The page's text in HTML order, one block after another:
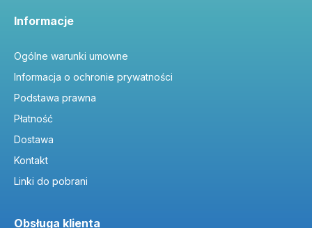
Informacje
Ogólne warunki umowne
Informacja o ochronie prywatności
Podstawa prawna
Płatność
Dostawa
Kontakt
Linki do pobrani
Obsługa klienta